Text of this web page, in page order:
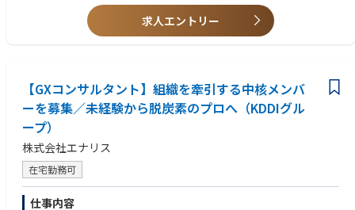
求人エントリー
【GXコンサルタント】組織を牽引する中核メンバ
ーを募集／未経験から脱炭素のプロへ（KDDIグル
ープ）
株式会社エナリス
在宅勤務可
仕事内容